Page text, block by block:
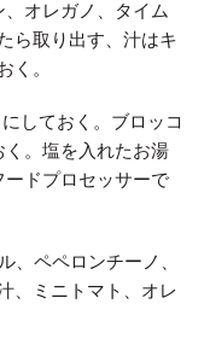
オレガノ、タイム
ら取り出す、汁はキ
く。
しておく。ブロッコ
く。塩を入れたお湯
ドプロセッサーで
、ペペロンチーノ、
、ミニトマト、オレ